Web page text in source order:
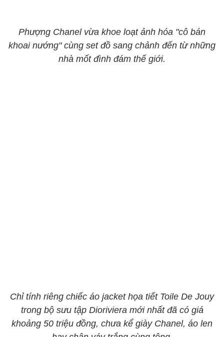
Phượng Chanel vừa khoe loạt ảnh hóa "cô bán
khoai nướng" cùng set đồ sang chảnh đến từ những
nhà mốt đình đám thế giới.
Chỉ tính riêng chiếc áo jacket họa tiết Toile De Jouy
trong bộ sưu tập Dioriviera mới nhất đã có giá
khoảng 50 triệu đồng, chưa kể giày Chanel, áo len